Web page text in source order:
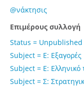
@νάκτησις
Επιμέρους συλλογή
Status = Unpublished
Subject = Ε: Εξαγορές
Subject = Ε:
Subject = Σ: